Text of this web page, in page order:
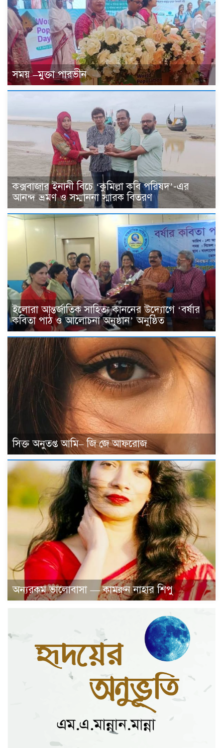
সময় –মুক্তা পারভীন
কক্সবাজার ইনানী বিচে ‘কুমিল্লা কবি পরিষদ’-এর
আনন্দ ভ্রমণ ও সম্মাননা স্মারক বিতরণ
ইলোরা আন্তর্জাতিক সাহিত্য কাননের উদ্যোগে ‘বর্ষার
কবিতা পাঠ ও আলোচনা অনুষ্ঠান’ অনুষ্ঠিত
সিক্ত অনুতপ্ত আমি– জি জে আফরোজ
অন্যরকম ভালোবাসা — কামরুন নাহার শিপু